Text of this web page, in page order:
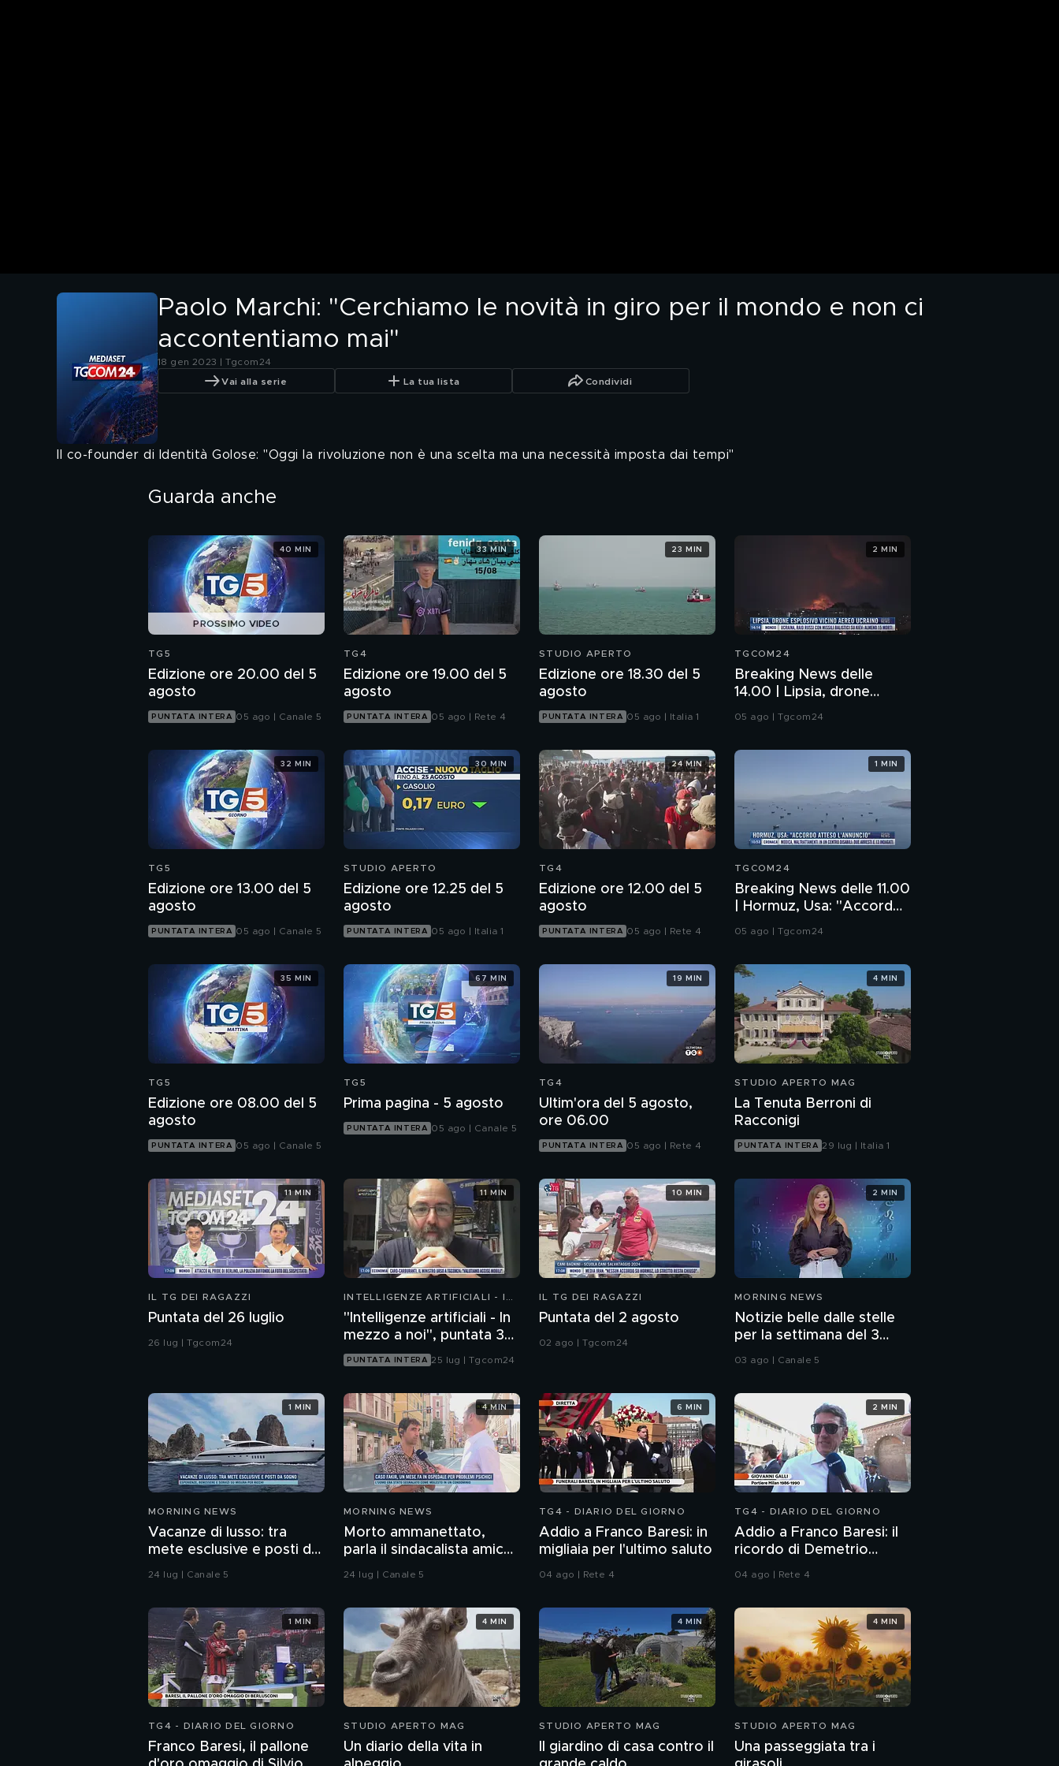
Paolo Marchi: "Cerchiamo le novità in giro per il mondo e non ci
accontentiamo mai"
18 gen 2023 | Tgcom24
Vai alla serie La tua lista Condividi
Il co-founder di Identità Golose: "Oggi la rivoluzione non è una scelta ma una necessità imposta dai tempi"
Guarda anche
PROSSIMO VIDEO
TG5
Edizione ore 20.00 del 5
agosto
PUNTATA INTERA 05 ago | Canale 5
40 MIN
TG4
Edizione ore 19.00 del 5
agosto
PUNTATA INTERA 05 ago | Rete 4
33 MIN
STUDIO APERTO
Edizione ore 18.30 del 5
agosto
PUNTATA INTERA 05 ago | Italia 1
23 MIN
TGCOM24
Breaking News delle
14.00 | Lipsia, drone
esplosivo vicino aereo
05 ago | Tgcom24
2 MIN
TG5
Edizione ore 13.00 del 5
agosto
PUNTATA INTERA 05 ago | Canale 5
32 MIN
STUDIO APERTO
Edizione ore 12.25 del 5
agosto
PUNTATA INTERA 05 ago | Italia 1
30 MIN
TG4
Edizione ore 12.00 del 5
agosto
PUNTATA INTERA 05 ago | Rete 4
24 MIN
TGCOM24
Breaking News delle 11.00
| Hormuz, Usa: "Accordo
atteso l'annuncio"
05 ago | Tgcom24
1 MIN
TG5
Edizione ore 08.00 del 5
agosto
PUNTATA INTERA 05 ago | Canale 5
35 MIN
TG5
Prima pagina - 5 agosto
PUNTATA INTERA 05 ago | Canale 5
67 MIN
TG4
Ultim'ora del 5 agosto,
ore 06.00
PUNTATA INTERA 05 ago | Rete 4
19 MIN
STUDIO APERTO MAG
La Tenuta Berroni di
Racconigi
PUNTATA INTERA 29 lug | Italia 1
4 MIN
IL TG DEI RAGAZZI
Puntata del 26 luglio
26 lug | Tgcom24
11 MIN
INTELLIGENZE ARTIFICIALI - IN
"Intelligenze artificiali - In
mezzo a noi", puntata 35:
il progetto Glasswing
PUNTATA INTERA 25 lug | Tgcom24
11 MIN
IL TG DEI RAGAZZI
Puntata del 2 agosto
02 ago | Tgcom24
10 MIN
MORNING NEWS
Notizie belle dalle stelle
per la settimana del 3
agosto
03 ago | Canale 5
2 MIN
MORNING NEWS
Vacanze di lusso: tra
mete esclusive e posti da
sogno
24 lug | Canale 5
1 MIN
MORNING NEWS
Morto ammanettato,
parla il sindacalista amico
di Fakir
24 lug | Canale 5
4 MIN
TG4 - DIARIO DEL GIORNO
Addio a Franco Baresi: in
migliaia per l'ultimo saluto
04 ago | Rete 4
6 MIN
TG4 - DIARIO DEL GIORNO
Addio a Franco Baresi: il
ricordo di Demetrio
Albertini, Clarence
04 ago | Rete 4
2 MIN
TG4 - DIARIO DEL GIORNO
Franco Baresi, il pallone
1 MIN
STUDIO APERTO MAG
Un diario della vita in
4 MIN
STUDIO APERTO MAG
Il giardino di casa contro il
4 MIN
STUDIO APERTO MAG
Una passeggiata tra i
4 MIN